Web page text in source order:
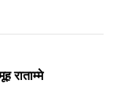
राताम्मे